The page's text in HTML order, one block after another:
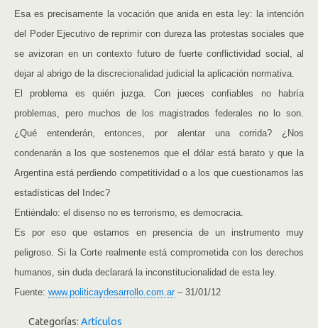
Esa es precisamente la vocación que anida en esta ley: la intención
del Poder Ejecutivo de reprimir con dureza las protestas sociales que
se avizoran en un contexto futuro de fuerte conflictividad social, al
dejar al abrigo de la discrecionalidad judicial la aplicación normativa.
El problema es quién juzga. Con jueces confiables no habría
problemas, pero muchos de los magistrados federales no lo son.
¿Qué entenderán, entonces, por alentar una corrida? ¿Nos
condenarán a los que sostenemos que el dólar está barato y que la
Argentina está perdiendo competitividad o a los que cuestionamos las
estadísticas del Indec?
Entiéndalo: el disenso no es terrorismo, es democracia.
Es por eso que estamos en presencia de un instrumento muy
peligroso. Si la Corte realmente está comprometida con los derechos
humanos, sin duda declarará la inconstitucionalidad de esta ley.
Fuente: www.politicaydesarrollo.com.ar– 31/01/12
Categorías: Artículos